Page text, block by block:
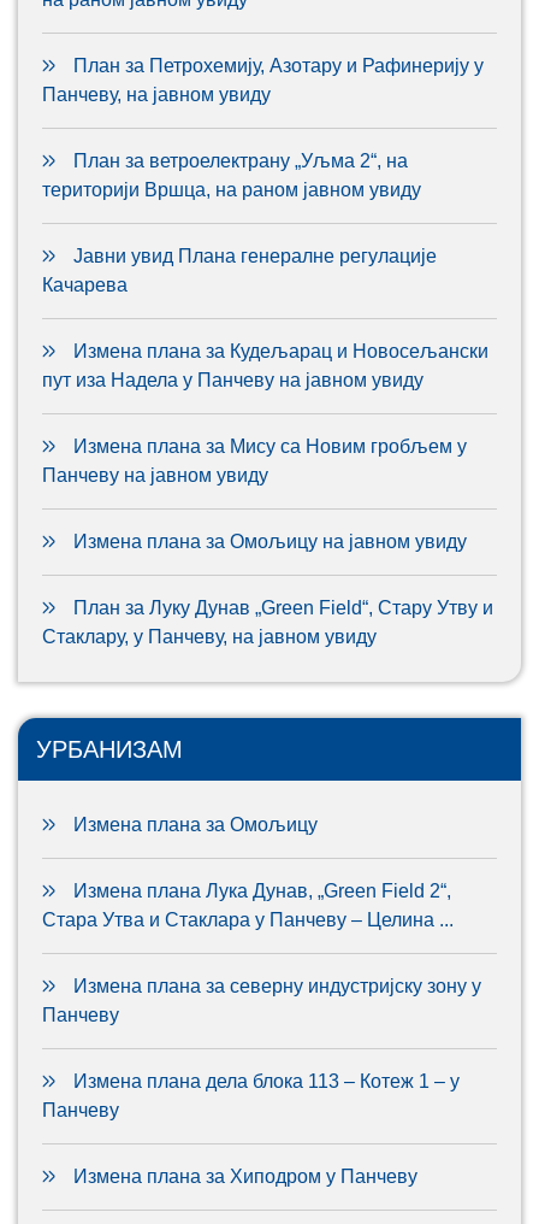
План за Петрохемију, Азотару и Рафинерију у
Панчеву, на јавном увиду
План за ветроелектрану „Уљма 2“, на
територији Вршца, на раном јавном увиду
Јавни увид Плана генералне регулације
Качарева
Измена плана за Кудељарац и Новосељански
пут иза Надела у Панчеву на јавном увиду
Измена плана за Мису са Новим гробљем у
Панчеву на јавном увиду
Измена плана за Омољицу на јавном увиду
План за Луку Дунав „Green Field“, Стару Утву и
Стаклару, у Панчеву, на јавном увиду
УРБАНИЗАМ
Измена плана за Омољицу
Измена плана Лука Дунав, „Green Field 2“,
Стара Утва и Стаклара у Панчеву – Целина ...
Измена плана за северну индустријску зону у
Панчеву
Измена плана дела блока 113 – Котеж 1 – у
Панчеву
Измена плана за Хиподром у Панчеву